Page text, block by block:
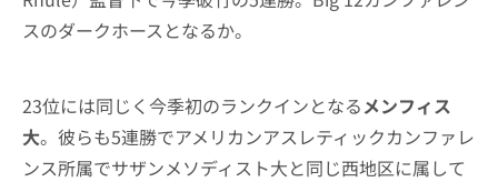
スのダークホースとなるか。
23位には同じく今季初のランクインとなるメンフィス
大。彼らも5連勝でアメリカンアスレティックカンファレ
ンス所属でサザンメソディスト大と同じ西地区に属して